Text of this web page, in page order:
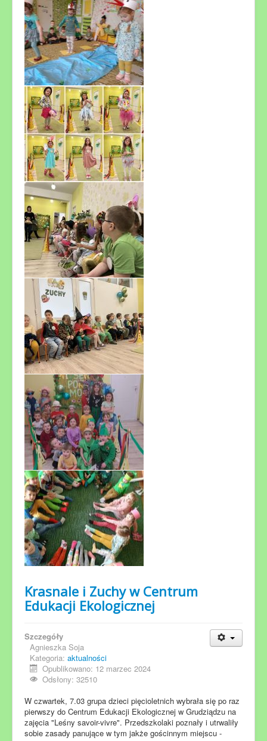
Krasnale i Zuchy w Centrum
Edukacji Ekologicznej
Szczegóły
Agnieszka Soja
Kategoria: aktualności
Opublikowano: 12 marzec 2024
Odsłony: 32510
W czwartek, 7.03 grupa dzieci pięcioletnich wybrała się po raz
pierwszy do Centrum Edukacji Ekologicznej w Grudziądzu na
zajęcia "Leśny savoir-vivre". Przedszkolaki poznały i utrwaliły
sobie zasady panujące w tym jakże gościnnym miejscu -